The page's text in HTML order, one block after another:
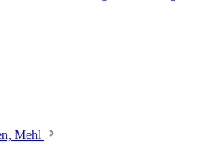
Mehl